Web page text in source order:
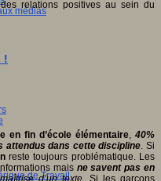
médias
de Travail
relations positives au sein du
!
en fin d’école élémentaire,40%
attendus dans cette discipline. Si
reste toujours problématique. Les
maisne savent pas en